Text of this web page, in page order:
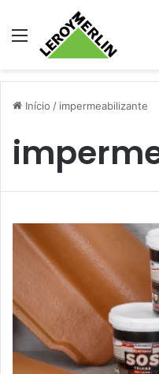
Menu
Início / impermeabilizante